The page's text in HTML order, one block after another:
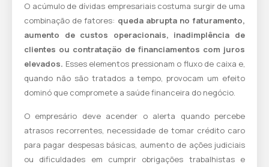
O acúmulo de dívidas empresariais costuma surgir de uma
combinação de fatores: queda abrupta no faturamento,
aumento de custos operacionais, inadimplência de
clientes ou contratação de financiamentos com juros
elevados. Esses elementos pressionam o fluxo de caixa e,
quando não são tratados a tempo, provocam um efeito
dominó que compromete a saúde financeira do negócio.
O empresário deve acender o alerta quando percebe
atrasos recorrentes, necessidade de tomar crédito caro
para pagar despesas básicas, aumento de ações judiciais
ou dificuldades em cumprir obrigações trabalhistas e